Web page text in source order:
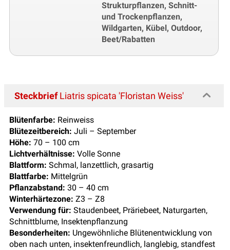
Strukturpflanzen, Schnitt-
und Trockenpflanzen,
Wildgarten, Kübel, Outdoor,
Beet/Rabatten
SteckbriefLiatris spicata 'Floristan Weiss'
Blütenfarbe: Reinweiss
Blütezeitbereich: Juli – September
Höhe: 70 – 100 cm
Lichtverhältnisse: Volle Sonne
Blattform: Schmal, lanzettlich, grasartig
Blattfarbe: Mittelgrün
Pflanzabstand: 30 – 40 cm
Winterhärtezone: Z3 – Z8
Verwendung für: Staudenbeet, Präriebeet, Naturgarten,
Schnittblume, Insektenpflanzung
Besonderheiten: Ungewöhnliche Blütenentwicklung von
oben nach unten, insektenfreundlich, langlebig, standfest